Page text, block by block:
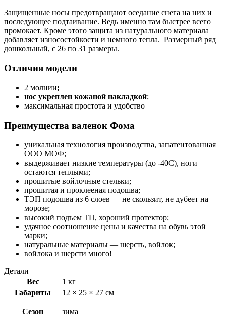
Защищенные носы предотвращают оседание снега на них и
последующее подтаивание. Ведь именно там быстрее всего
промокает. Кроме этого защита из натурального материала
добавляет износостойкости и немного тепла. Размерный ряд
дошкольный, с 26 по 31 размеры.
Отличия модели
2 молнии;
нос укреплен кожаной накладкой;
максимальная простота и удобство
Преимущества валенок Фома
уникальная технология производства, запатентованная
ООО МОФ;
выдерживает низкие температуры (до -40С), ноги
остаются теплыми;
прошитые войлочные стельки;
прошитая и проклееная подошва;
ТЭП подошва из 6 слоев — не скользит, не дубеет на
морозе;
высокий подъем ТП, хороший протектор;
удачное соотношение цены и качества на обувь этой
марки;
натуральные материалы — шерсть, войлок;
войлока и шерсти много!
Детали
Вес
1 кг
Габариты
12 × 25 × 27 см
Сезон зима